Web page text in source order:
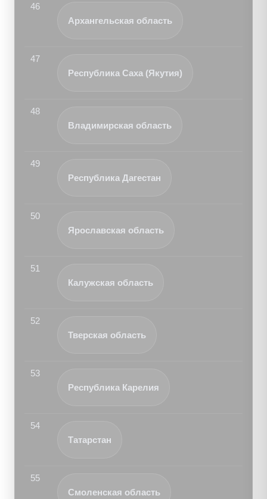
46
Архангельская область
47
Республика Саха (Якутия)
48
Владимирская область
49
Республика Дагестан
50
Ярославская область
51
Калужская область
52
Тверская область
53
Республика Карелия
54
Татарстан
55
Смоленская область